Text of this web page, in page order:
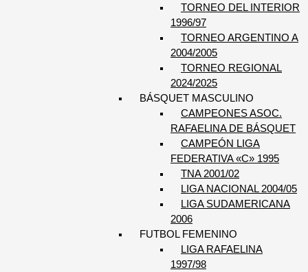
TORNEO DEL INTERIOR
1996/97
TORNEO ARGENTINO A
2004/2005
TORNEO REGIONAL
2024/2025
BÁSQUET MASCULINO
CAMPEONES ASOC.
RAFAELINA DE BÁSQUET
CAMPEÓN LIGA
FEDERATIVA «C» 1995
TNA 2001/02
LIGA NACIONAL 2004/05
LIGA SUDAMERICANA
2006
FUTBOL FEMENINO
LIGA RAFAELINA
1997/98